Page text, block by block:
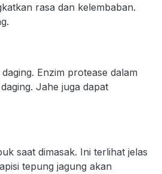
rasa dan kelembaban.
Enzim protease dalam
Jahe juga dapat
saat dimasak. Ini terlihat jelas
tepung jagung akan